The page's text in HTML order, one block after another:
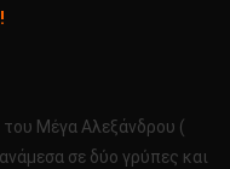
Μέγα Αλεξάνδρου (
σε δύο γρύπες και